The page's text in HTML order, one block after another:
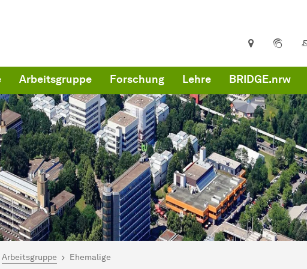
Arbeitsgruppe Forschung Lehre BRIDGE.nrw
hier:
Arbeitsgruppe Ehemalige